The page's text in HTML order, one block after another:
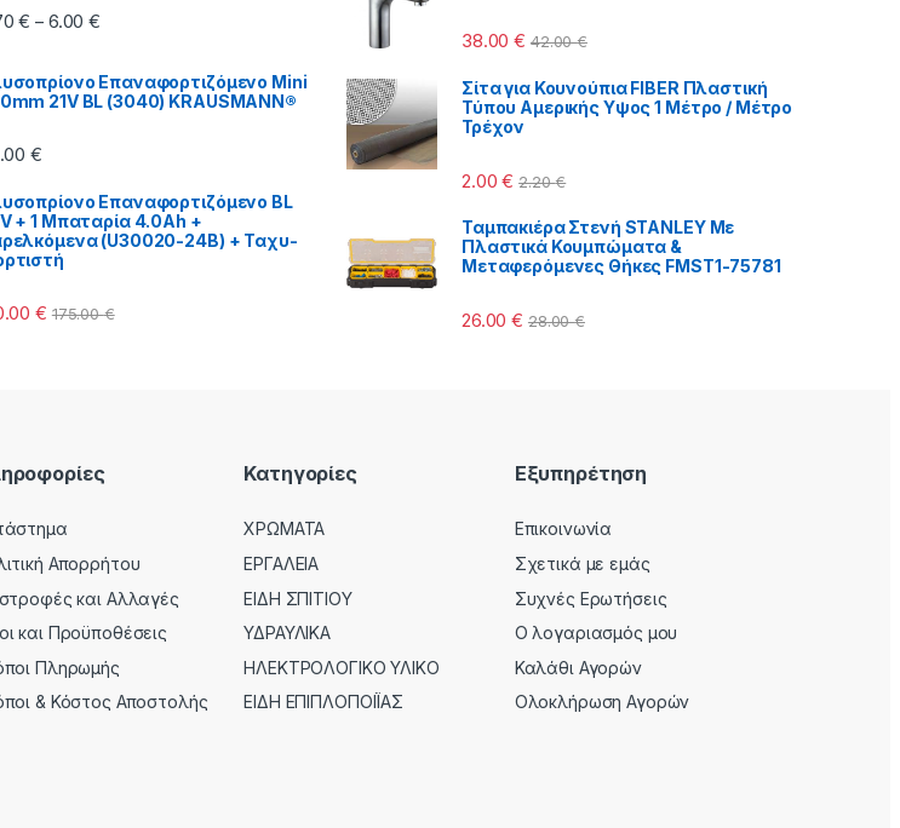
€ – 6.00€
Επαναφορτιζόμενο Mini
21V BL (3040) KRAUSMANN®
€
Επαναφορτιζόμενο BL
+ 1 Μπαταρία 4.0Ah +
(U30020-24B) + Ταχυ-
€ 175.00€
38.00€ 42.00€
Σίτα για Κουνούπια FIBER Πλαστική
Τύπου Αμερικής Υψος 1 Μέτρο / Μέτρο
Τρέχον
2.00€ 2.20€
Ταμπακιέρα Στενή STANLEY Με
Πλαστικά Κουμπώματα &
Μεταφερόμενες Θήκες FMST1-75781
26.00€ 28.00€
Απορρήτου
και Αλλαγές
και Προϋποθέσεις
Πληρωμής
& Κόστος Αποστολής
Κατηγορίες
ΧΡΩΜΑΤΑ
ΕΡΓΑΛΕΙΑ
ΕΙΔΗ ΣΠΙΤΙΟΥ
ΥΔΡΑΥΛΙΚΑ
ΗΛΕΚΤΡΟΛΟΓΙΚΟ ΥΛΙΚΟ
ΕΙΔΗ ΕΠΙΠΛΟΠΟΙΪΑΣ
Εξυπηρέτηση
Επικοινωνία
Σχετικά με εμάς
Συχνές Ερωτήσεις
Ο λογαριασμός μου
Καλάθι Αγορών
Ολοκλήρωση Αγορών